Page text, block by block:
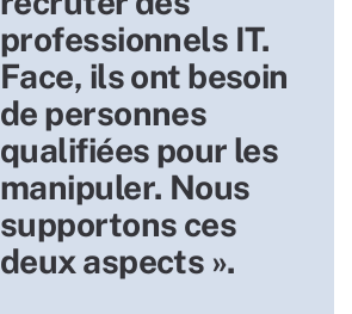
professionnels IT.
Face, ils ont besoin
de personnes
qualifiées pour les
manipuler. Nous
supportons ces
deux aspects ».